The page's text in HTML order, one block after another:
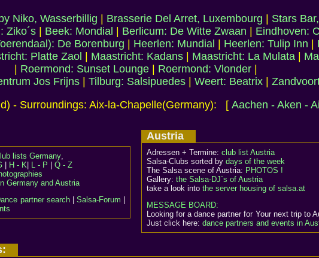
Niko, Wasserbillig Brasserie Del Arret, Luxembourg Stars
Ziko´s Beek: Mondial Berlicum: De Witte Zwaan Eindhoven:
De Borenburg Heerlen: Mundial Heerlen: Tulip Inn
Platte Zaol Maastricht: Kadans| Maastricht: La Mulata|
Roermond: Sunset Lounge Roermond: Vlonder
Jos Frijns| Tilburg: Salsipuedes| Weert: Beatrix|
- Surroundings: Aix-la-Chapelle(Germany): [ Aachen - Aken -
lists Germany,
H - K L - P
Q - Z
Germany and Austria
partner search| Salsa-Forum
Austria
Adressen + Termine: club list Austria
Salsa-Clubs sorted by days of the week
The Salsa scene of Austria: PHOTOS !
Gallery: the Salsa-DJ´s of Austria
take a look into the server housing of salsa.at
MESSAGE BOARD:
Looking for a dance partner for Your next trip to
Just click here: dance partners and events in